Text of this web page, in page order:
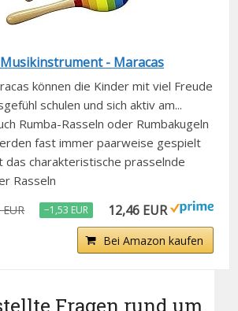
- Maracas
können die Kinder mit viel Freude
schulen und sich aktiv am...
Rumba-Rasseln oder Rumbakugeln
fast immer paarweise gespielt
das charakteristische prasselnde
Rasseln
−1,53 EUR 12,46 EUR
Bei Amazon kaufen
Fragen rund um